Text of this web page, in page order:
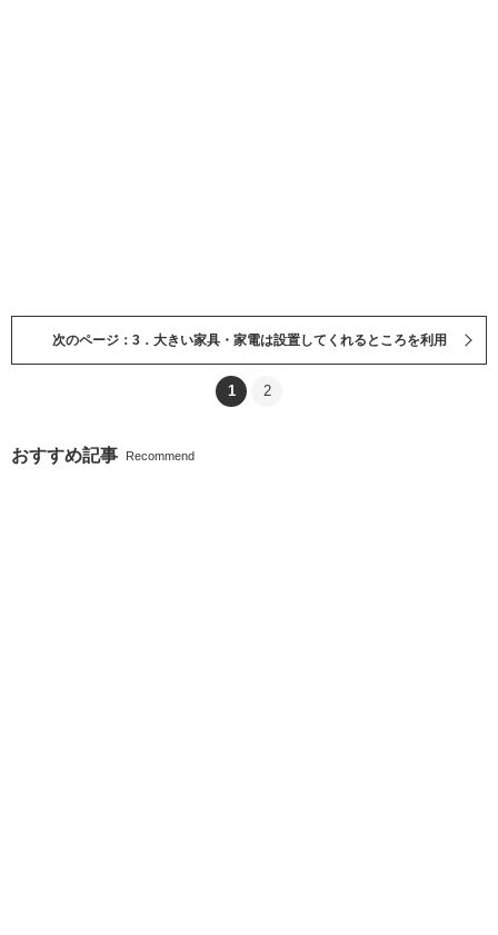
次のページ：3．大きい家具・家電は設置してくれるところを利用
1 2
おすすめ記事 Recommend